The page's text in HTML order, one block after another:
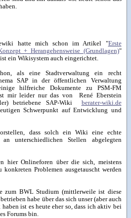
hatte mich schon im Artikel "Erste
+ Herangehensweise (Grundlagen)"
ein Wikisystem auch eingerichtet.
als eine Stadtverwaltung ein recht
SAP in der öffentlichen Verwaltung
hilfreiche Dokumente zu PSM-FM
mir leider nur das von René Eberstein
betriebene SAP-Wiki berater-wiki.de
Schwerpunkt auf Entwicklung und
dass solch ein Wiki eine echte
unterschiedlichen Stellen abgelegten
hier Onlineforen über die sich, meistens
Problemen ausgetauscht werden
zum BWL Studium (mittlerweile ist diese
habe über das sich unser (aber auch
haben ist es heute eher so, dass ich aktiv bei
Forums bin.